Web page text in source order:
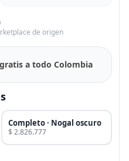
de origen
a todo Colombia
Completo · Nogal oscuro
$ 2.826.777